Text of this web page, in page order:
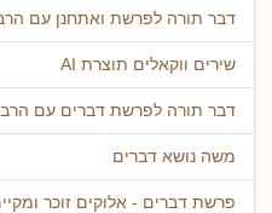
דבר תורה לפרשת ואתחנן עם
שירים ווקאלים תוצרת AI
דבר תורה לפרשת דברים עם
משה נושא דברים
פרשת דברים - אלוקים זוכר